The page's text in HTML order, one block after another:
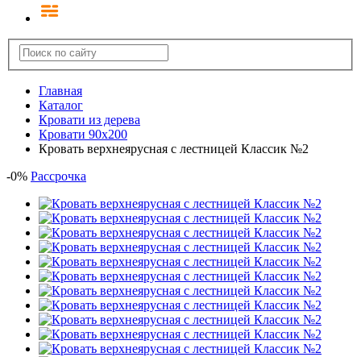
Главная
Каталог
Кровати из дерева
Кровати 90х200
Кровать верхнеярусная с лестницей Классик №2
-0% Рассрочка